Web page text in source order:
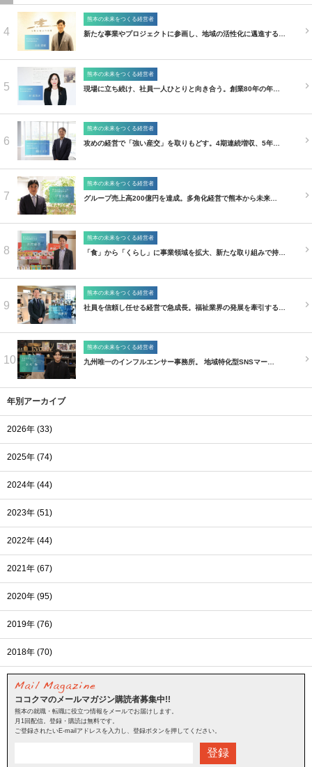
4
熊本の未来をつくる経営者
新たな事業やプロジェクトに参画し、地域の活性化に邁進する…
5
熊本の未来をつくる経営者
現場に立ち続け、社員一人ひとりと向き合う。創業80年の年…
6
熊本の未来をつくる経営者
攻めの経営で「強い産交」を取りもどす。4期連続増収、5年…
7
熊本の未来をつくる経営者
グループ売上高200億円を達成。多角化経営で熊本から未来…
8
熊本の未来をつくる経営者
「食」から「くらし」に事業領域を拡大、新たな取り組みで持…
9
熊本の未来をつくる経営者
社員を信頼し任せる経営で急成長。福祉業界の発展を牽引する…
10
熊本の未来をつくる経営者
九州唯一のインフルエンサー事務所。 地域特化型SNSマー…
年別アーカイブ
2026年 (33)
2025年 (74)
2024年 (44)
2023年 (51)
2022年 (44)
2021年 (67)
2020年 (95)
2019年 (76)
2018年 (70)
ココクマのメールマガジン購読者募集中!!
熊本の就職・転職に役立つ情報をメールでお届けします。
月1回配信。登録・購読は無料です。
ご登録されたいE-mailアドレスを入力し、登録ボタンを押してください。
登録